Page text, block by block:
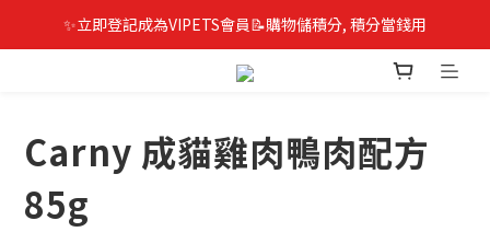
✨立即登記成為VIPETS會員📝購物儲積分, 積分當錢用
Carny 成貓雞肉鴨肉配方
85g